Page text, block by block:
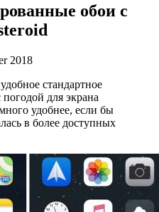
обои с
2018
стандартное
для экрана
удобнее, если бы
в более доступных